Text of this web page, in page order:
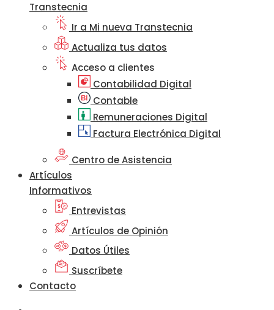
Transtecnia
Ir a Mi nueva Transtecnia
Actualiza tus datos
Acceso a clientes
Contabilidad Digital
Contable
Remuneraciones Digital
Factura Electrónica Digital
Centro de Asistencia
Artículos
Informativos
Entrevistas
Artículos de Opinión
Datos Útiles
Suscríbete
Contacto